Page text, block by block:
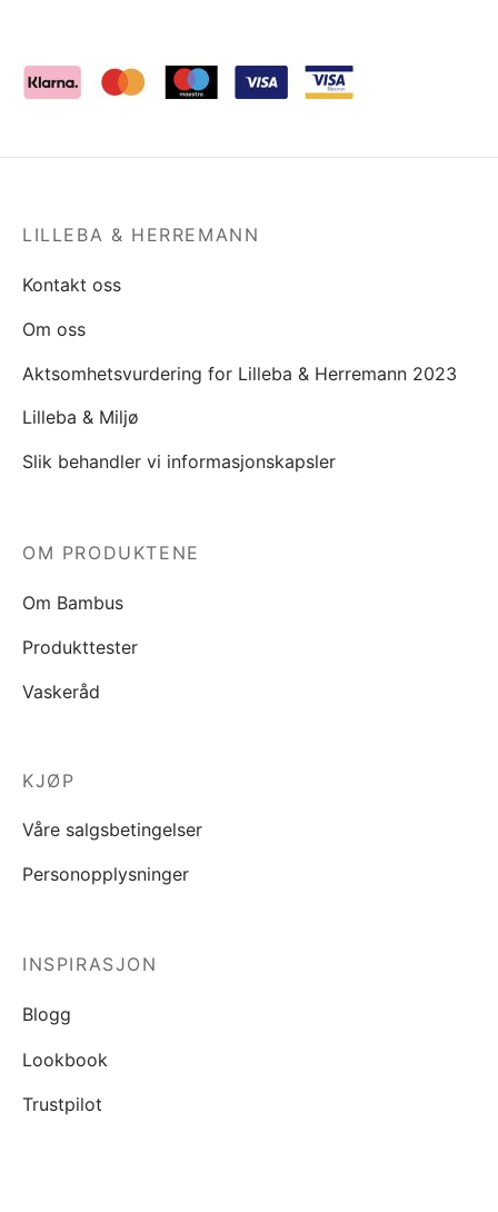
LILLEBA & HERREMANN
Kontakt oss
Om oss
Aktsomhetsvurdering for Lilleba & Herremann 2023
Lilleba & Miljø
Slik behandler vi informasjonskapsler
OM PRODUKTENE
Om Bambus
Produkttester
Vaskeråd
KJØP
Våre salgsbetingelser
Personopplysninger
INSPIRASJON
Blogg
Lookbook
Trustpilot